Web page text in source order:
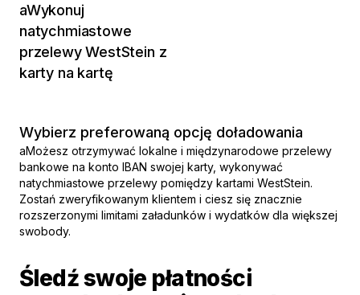
aWykonuj
natychmiastowe
przelewy WestStein z
karty na kartę
Wybierz preferowaną opcję doładowania
aMożesz otrzymywać lokalne i międzynarodowe przelewy
bankowe na konto IBAN swojej karty, wykonywać
natychmiastowe przelewy pomiędzy kartami WestStein.
Zostań zweryfikowanym klientem i ciesz się znacznie
rozszerzonymi limitami załadunków i wydatków dla większej
swobody.
Śledź swoje płatności